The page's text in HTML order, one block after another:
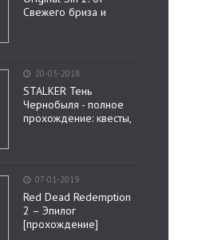
Свежего бриза и
20-03-2018
STALKER Тень
Чернобыля - полное
прохождение: квесты,
07-01-2019
Red Dead Redemption
2 – Эпилог
[прохождение]